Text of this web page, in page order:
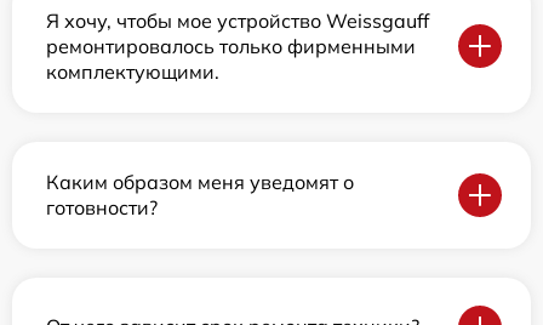
Я хочу, чтобы мое устройство Weissgauff
ремонтировалось только фирменными
комплектующими.
Каким образом меня уведомят о
готовности?